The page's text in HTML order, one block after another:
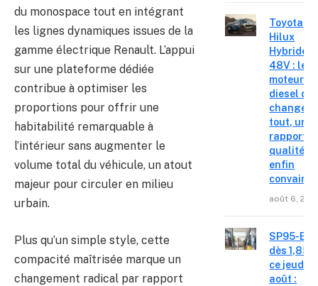
du monospace tout en intégrant
les lignes dynamiques issues de la
gamme électrique Renault. L’appui
sur une plateforme dédiée
contribue à optimiser les
proportions pour offrir une
habitabilité remarquable à
l’intérieur sans augmenter le
volume total du véhicule, un atout
majeur pour circuler en milieu
urbain.
Plus qu’un simple style, cette
compacité maîtrisée marque un
changement radical par rapport
Toyota
Hilux
Hybride
48V : le
moteur
diesel qui
change
tout, un
rapport
qualité-
enfin
août 6,
SP95-E10
dès 1,85
ce jeudi 6
août :